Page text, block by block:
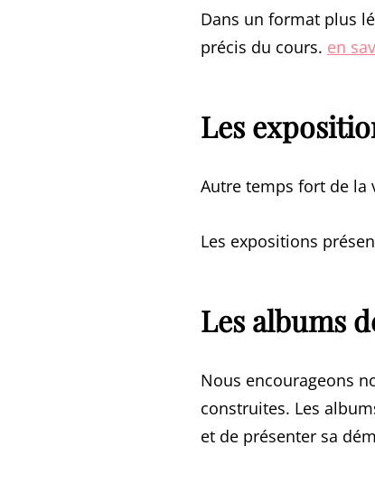
Dans un format plus
précis du cours. en
Les
Autre temps fort de la
Les expositions
Les albums
Nous encourageons
construites. Les
et de présenter sa